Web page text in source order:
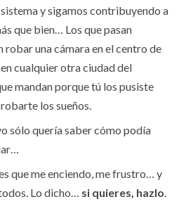
y sigamos contribuyendo a
que bien… Los que pasan
robar una cámara en el centro de
cualquier otra ciudad del
mandan porque tú los pusiste
los sueños.
sólo quería saber cómo podía
que me enciendo, me frustro… y
Lo dicho… si quieres, hazlo.